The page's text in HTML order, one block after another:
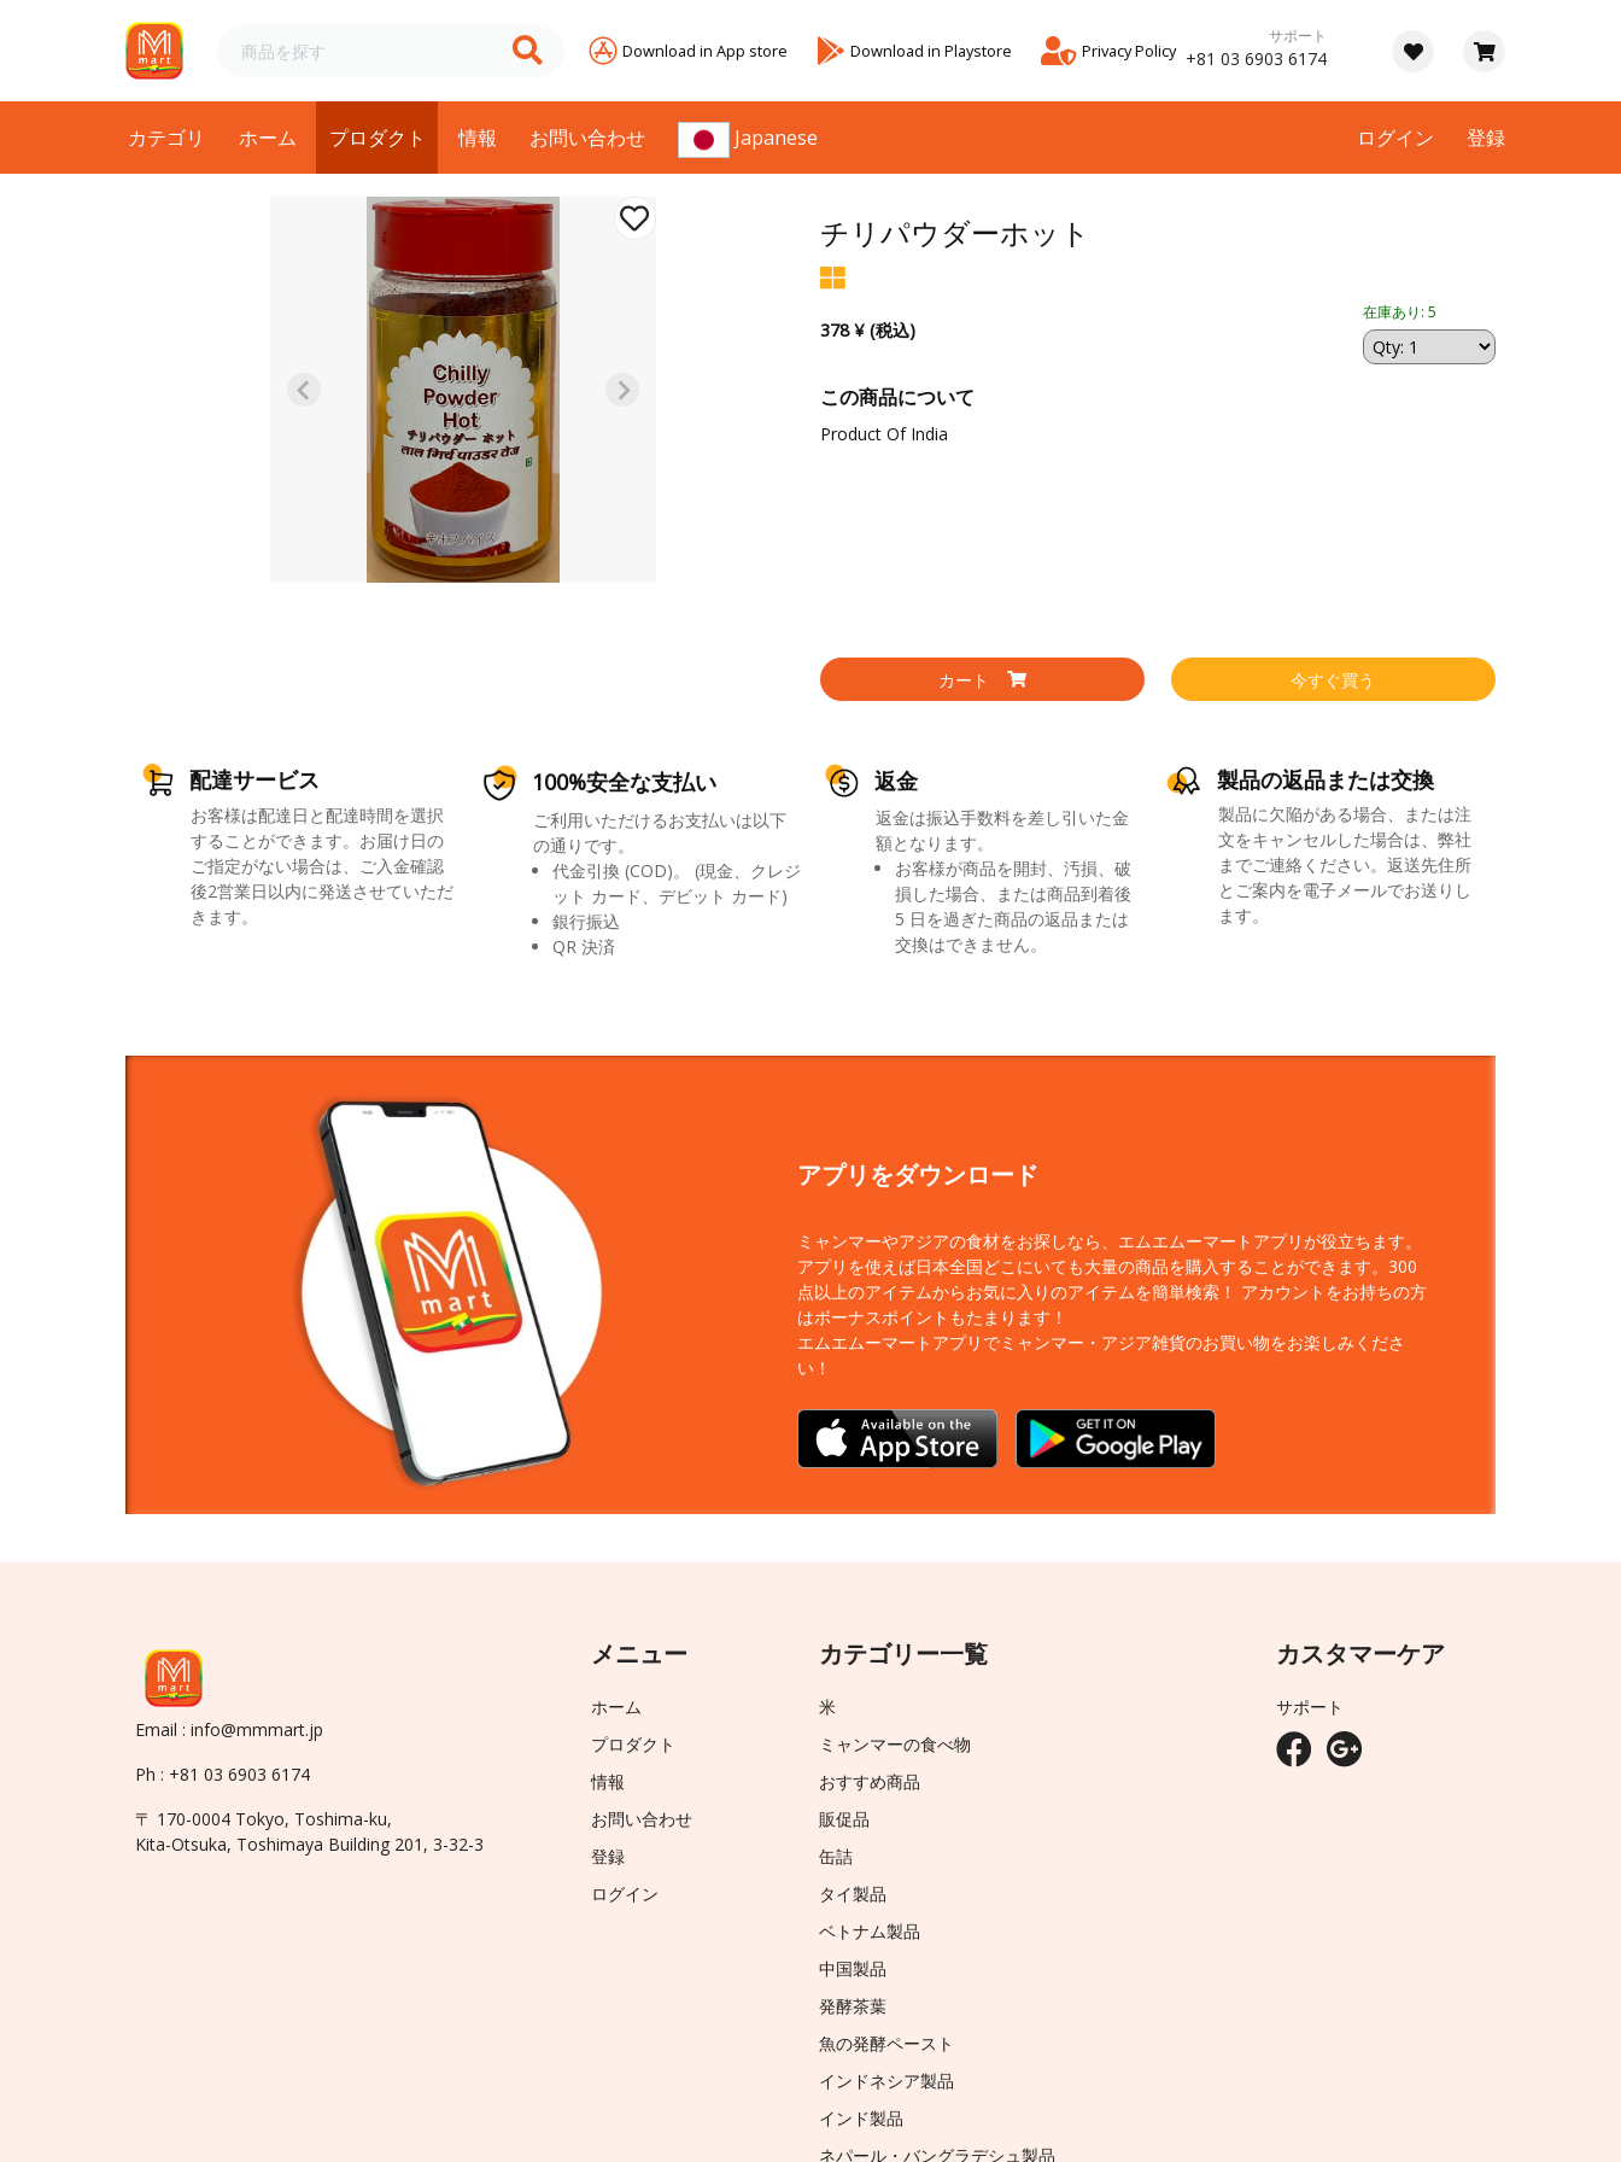
Download in App store Download in Playstore Privacy Policy
サポート
+81 03 6903 6174
カテゴリ ホーム プロダクト 情報 お問い合わせ Japanese ログイン 登録
チリパウダーホット
378 ¥ (税込)
在庫あり: 5
この商品について
Product Of India
カート 今すぐ買う
配達サービス
お客様は配達日と配達時間を選択
することができます。お届け日の
ご指定がない場合は、ご入金確認
後2営業日以内に発送させていただ
きます。
100%安全な支払い
ご利用いただけるお支払いは以下
の通りです。
代金引換 (COD)。 (現金、クレジ
ット カード、デビット カード)
銀行振込
QR 決済
返金
返金は振込手数料を差し引いた金
額となります。
お客様が商品を開封、汚損、破
損した場合、または商品到着後
5 日を過ぎた商品の返品または
交換はできません。
製品の返品または交換
製品に欠陥がある場合、または注
文をキャンセルした場合は、弊社
までご連絡ください。返送先住所
とご案内を電子メールでお送りし
ます。
アプリをダウンロード
ミャンマーやアジアの食材をお探しなら、エムエムーマートアプリが役立ちます。
アプリを使えば日本全国どこにいても大量の商品を購入することができます。300
点以上のアイテムからお気に入りのアイテムを簡単検索！ アカウントをお持ちの方
はボーナスポイントもたまります！
エムエムーマートアプリでミャンマー・アジア雑貨のお買い物をお楽しみくださ
い！
Email : info@mmmart.jp
Ph : +81 03 6903 6174
〒 170-0004 Tokyo, Toshima-ku,
Kita-Otsuka, Toshimaya Building 201, 3-32-3
メニュー
ホーム
プロダクト
情報
お問い合わせ
登録
ログイン
カテゴリー一覧
米
ミャンマーの食べ物
おすすめ商品
販促品
缶詰
タイ製品
ベトナム製品
中国製品
発酵茶葉
魚の発酵ペースト
インドネシア製品
インド製品
ネパール・バングラデシュ製品
カスタマーケア
サポート